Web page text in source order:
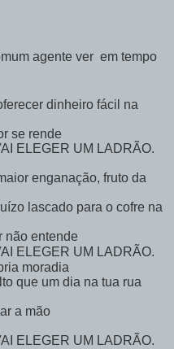
agente ver em tempo
dinheiro fácil na
se rende
ELEGER UM LADRÃO.
enganação, fruto da
lascado para o cofre na
não entende
ELEGER UM LADRÃO.
moradia
que um dia na tua rua
a mão
ELEGER UM LADRÃO.